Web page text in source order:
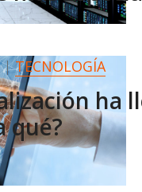
ha
qué?
|TECNOLOGÍA